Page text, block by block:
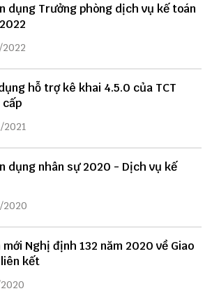
dụng Trưởng phòng dịch vụ kế toán
2022
hỗ trợ kê khai 4.5.0 của TCT
cấp
2021
dụng nhân sự 2020 - Dịch vụ kế
2020
Nghị định 132 năm 2020 về Giao
kết